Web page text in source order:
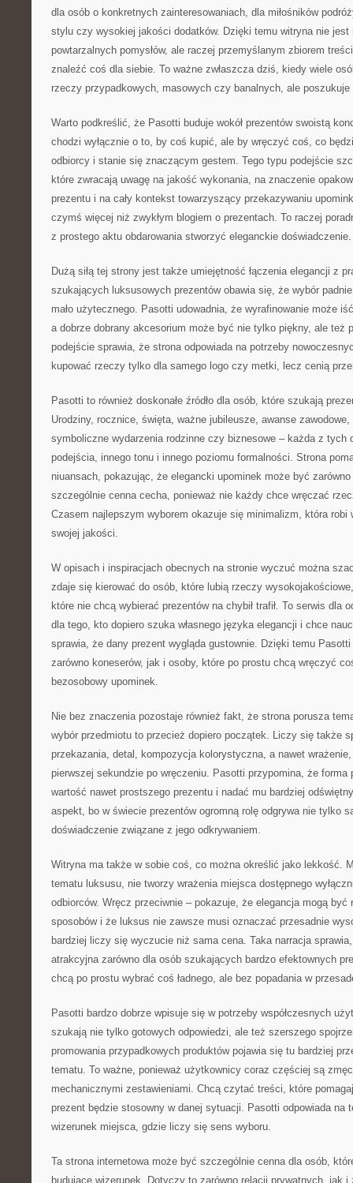
dla osób o konkretnych zainteresowaniach, dla miłośników
stylu czy wysokiej jakości dodatków. Dzięki temu witryna nie jest
powtarzalnych pomysłów, ale raczej przemyślanym zbiorem
znaleźć coś dla siebie. To ważne zwłaszcza dziś, kiedy wiele
rzeczy przypadkowych, masowych czy banalnych, ale
Warto podkreślić, że Pasotti buduje wokół prezentów swoistą
chodzi wyłącznie o to, by coś kupić, ale by wręczyć coś, co
odbiorcy i stanie się znaczącym gestem. Tego typu podejście
które zwracają uwagę na jakość wykonania, na znaczenie
prezentu i na cały kontekst towarzyszący przekazywaniu
czymś więcej niż zwykłym blogiem o prezentach. To raczej
z prostego aktu obdarowania stworzyć eleganckie doświadczenie.
Dużą siłą tej strony jest także umiejętność łączenia elegancji z
szukających luksusowych prezentów obawia się, że wybór
mało użytecznego. Pasotti udowadnia, że wyrafinowanie może
a dobrze dobrany akcesorium może być nie tylko piękny, ale też
podejście sprawia, że strona odpowiada na potrzeby
kupować rzeczy tylko dla samego logo czy metki, lecz cenią
Pasotti to również doskonałe źródło dla osób, które szukają
Urodziny, rocznice, święta, ważne jubileusze, awanse zawodowe,
symboliczne wydarzenia rodzinne czy biznesowe – każda z tych
podejścia, innego tonu i innego poziomu formalności. Strona
niuansach, pokazując, że elegancki upominek może być
szczególnie cenna cecha, ponieważ nie każdy chce wręczać
Czasem najlepszym wyborem okazuje się minimalizm, która robi
swojej jakości.
W opisach i inspiracjach obecnych na stronie wyczuć można
zdaje się kierować do osób, które lubią rzeczy
które nie chcą wybierać prezentów na chybił trafił. To serwis dla
dla tego, kto dopiero szuka własnego języka elegancji i chce
sprawia, że dany prezent wygląda gustownie. Dzięki temu
zarówno koneserów, jak i osoby, które po prostu chcą wręczyć
bezosobowy upominek.
Nie bez znaczenia pozostaje również fakt, że strona porusza
wybór przedmiotu to przecież dopiero początek. Liczy się także
przekazania, detal, kompozycja kolorystyczna, a nawet
pierwszej sekundzie po wręczeniu. Pasotti przypomina, że forma
wartość nawet prostszego prezentu i nadać mu bardziej
aspekt, bo w świecie prezentów ogromną rolę odgrywa nie tylko
doświadczenie związane z jego odkrywaniem.
Witryna ma także w sobie coś, co można określić jako lekkość.
tematu luksusu, nie tworzy wrażenia miejsca dostępnego
odbiorców. Wręcz przeciwnie – pokazuje, że elegancja mogą być
sposobów i że luksus nie zawsze musi oznaczać przesadnie
bardziej liczy się wyczucie niż sama cena. Taka narracja
atrakcyjna zarówno dla osób szukających bardzo efektownych
chcą po prostu wybrać coś ładnego, ale bez popadania w
Pasotti bardzo dobrze wpisuje się w potrzeby współczesnych
szukają nie tylko gotowych odpowiedzi, ale też szerszego
promowania przypadkowych produktów pojawia się tu bardziej
tematu. To ważne, ponieważ użytkownicy coraz częściej są
mechanicznymi zestawieniami. Chcą czytać treści, które
prezent będzie stosowny w danej sytuacji. Pasotti odpowiada na
wizerunek miejsca, gdzie liczy się sens wyboru.
Ta strona internetowa może być szczególnie cenna dla osób,
budujące wizerunek. Dotyczy to zarówno relacji prywatnych, jak i